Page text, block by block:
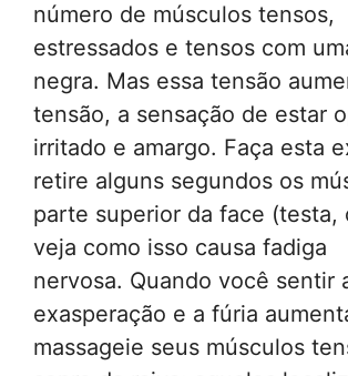
número de músculos tensos,
estressados ​​e tensos com
negra. Mas essa tensão
tensão, a sensação de estar
irritado e amargo. Faça esta
retire alguns segundos os
parte superior da face (testa,
veja como isso causa fadiga
nervosa. Quando você sentir
exasperação e a fúria
massageie seus músculos